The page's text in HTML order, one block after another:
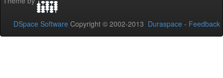
DSpace Software Copyright © 2002-2013 Duraspace - Feedback